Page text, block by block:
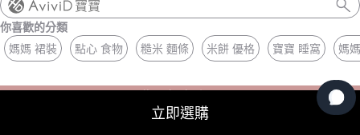
立即選購
你喜歡的分類
媽媽 裙裝
點心 食物 糙米 麵條 米餅 優格 寶寶 睡窩 媽
你剛剛看了